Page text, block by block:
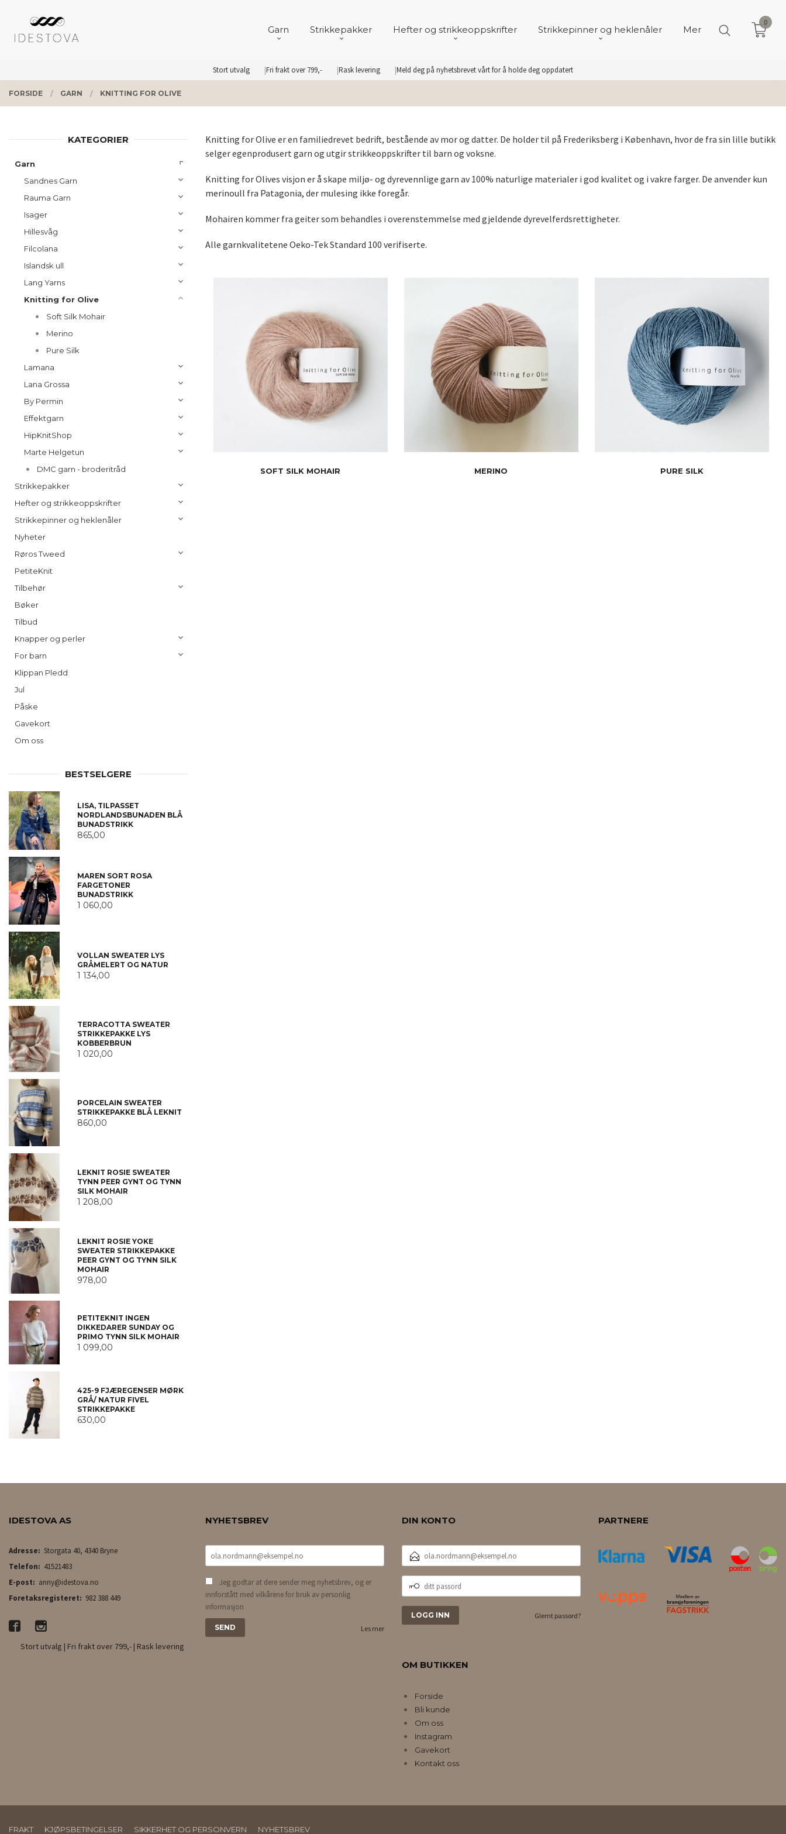
innholdet
Stort utvalg Fri frakt over 799,- Rask levering Meld deg på nyhetsbrevet vårt for å holde deg oppdatert
PRODUKTER
Garn Strikkepakker Hefter og strikkeoppskrifter Strikkepinner og heklenåler Mer
0
FORSIDE GARN KNITTING FOR OLIVE
Knitting for Olive er en familiedrevet bedrift, bestående av mor og datter. De holder til på Frederiksberg i København, hvor de fra sin lille butikk
selger egenprodusert garn og utgir strikkeoppskrifter til barn og voksne.
Knitting for Olives visjon er å skape miljø- og dyrevennlige garn av 100% naturlige materialer i god kvalitet og i vakre farger. De anvender kun
merinoull fra Patagonia, der mulesing ikke foregår.
Mohairen kommer fra geiter som behandles i overenstemmelse med gjeldende dyrevelferdsrettigheter.
Alle garnkvalitetene Oeko-Tek Standard 100 verifiserte.
SOFT SILK MOHAIR MERINO PURE SILK
KATEGORIER
Garn
Sandnes Garn
Rauma Garn
Isager
Hillesvåg
Filcolana
Islandsk ull
Lang Yarns
Knitting for Olive
Soft Silk Mohair
Merino
Pure Silk
Lamana
Lana Grossa
By Permin
Effektgarn
HipKnitShop
Marte Helgetun
DMC garn - broderitråd
Strikkepakker
Hefter og strikkeoppskrifter
Strikkepinner og heklenåler
Nyheter
Røros Tweed
PetiteKnit
Tilbehør
Bøker
Tilbud
Knapper og perler
For barn
Klippan Pledd
Jul
Påske
Gavekort
Om oss
BESTSELGERE
LISA, TILPASSET
NORDLANDSBUNADEN BLÅ
BUNADSTRIKK
865,00
MAREN SORT ROSA
FARGETONER
BUNADSTRIKK
1 060,00
VOLLAN SWEATER LYS
GRÅMELERT OG NATUR
1 134,00
TERRACOTTA SWEATER
STRIKKEPAKKE LYS
KOBBERBRUN
1 020,00
PORCELAIN SWEATER
STRIKKEPAKKE BLÅ LEKNIT
860,00
LEKNIT ROSIE SWEATER
TYNN PEER GYNT OG TYNN
SILK MOHAIR
1 208,00
LEKNIT ROSIE YOKE
SWEATER STRIKKEPAKKE
PEER GYNT OG TYNN SILK
MOHAIR
978,00
PETITEKNIT INGEN
DIKKEDARER SUNDAY OG
PRIMO TYNN SILK MOHAIR
1 099,00
425-9 FJÆREGENSER MØRK
GRÅ/ NATUR FIVEL
STRIKKEPAKKE
630,00
IDESTOVA AS
Adresse: Storgata 40, 4340 Bryne
Telefon: 41521483
E-post: anny@idestova.no
Foretaksregisteret: 982 388 449
Stort utvalg | Fri frakt over 799,- | Rask levering
NYHETSBREV
Jeg godtar at dere sender meg nyhetsbrev, og er
innforstått med vilkårene for bruk av personlig
informasjon
Les mer
DIN KONTO
POSTADRESSE
PASSORD
Glemt passord?
OM BUTIKKEN
Forside
Bli kunde
Om oss
Instagram
Gavekort
Kontakt oss
PARTNERE
FRAKT KJØPSBETINGELSER SIKKERHET OG PERSONVERN NYHETSBREV